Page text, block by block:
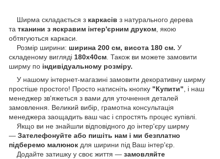
Ширма складається з каркасів з натурального дерева
та тканини з яскравим інтер'єрним друком, якою
обтягуються каркаси.
Розмір ширини: ширина 200 см, висота 180 см. У
складеному вигляді 180х40см. Також ви можете замовити
ширму по індивідуальному розміру.
У нашому інтернет-магазині замовити декоративну ширму
простіше простого! Просто натисніть кнопку "Купити", і наш
менеджер зв'яжеться з вами для уточнення деталей
замовлення. Великий вибір, грамотна консультація
менеджера заощадить ваш час і спростять процес купівлі.
Якщо ви не знайшли відповідного до інтер'єру ширму
— Зателефонуйте або пишіть нам і ми безплатно
підберемо малюнок для ширини під Ваш інтер'єр.
Додайте затишку у своє життя — замовляйте